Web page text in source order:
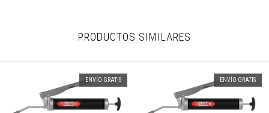
PRODUCTOS SIMILARES
ENVÍO GRATIS ENVÍO GRATIS